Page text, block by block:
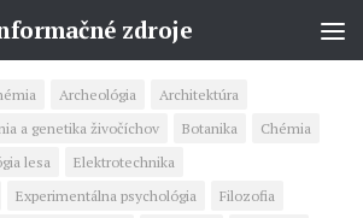
zdroje
Archeológia
Architektúra
a genetika živočíchov Botanika
Chémia
lesa
Elektrotechnika
Experimentálna psychológia
Filozofia